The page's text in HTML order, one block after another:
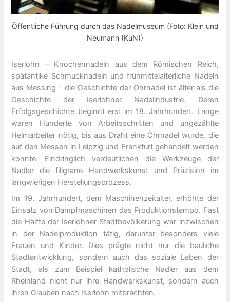
Öffentliche Führung durch das Nadelmuseum (Foto: Klein und
Neumann (KuN))
Iserlohn – Knochennadeln aus dem Römischen Reich,
spätantike Schmucknadeln und frühmittelalterliche Nadeln
aus Messing – die Geschichte der Öhrnadel ist älter als die
Geschichte der Iserlohner Nadelindustrie. Deren
Erfolgsgeschichte beginnt erst im 18. Jahrhundert. Lange
waren Hunderte von Arbeitsschritten und ungezählte
Heimarbeiter nötig, bis aus Draht eine Öhrnadel wurde, die
auf den Messen in Leipzig und Frankfurt gehandelt werden
konnte. Eindringlich verdeutlichen die Werkzeuge der
Nadler die filigrane Handwerkskunst und Präzision im
langwierigen Herstellungsprozess.
Im 19. Jahrhundert, dem Maschinenzeitalter, erhöhte der
Einsatz von Dampfmaschinen das Produktionstempo. Fast
die Hälfte der Iserlohner Stadtbevölkerung war inzwischen
in der Nadelproduktion tätig, darunter besonders viele
Frauen und Kinder. Dies prägte nicht nur die bauliche
Stadtentwicklung, sondern auch das soziale Leben der
Stadt, als zum Beispiel katholische Nadler aus dem
Rheinland nicht nur ihre Handwerkskunst, sondern auch
ihren Glauben nach Iserlohn mitbrachten.